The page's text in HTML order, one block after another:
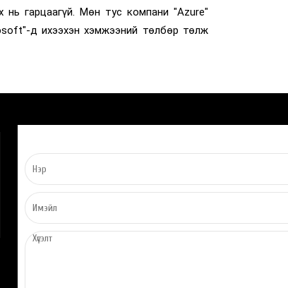
нь гарцаагүй. Мөн тус компани "Azure"
д ихээхэн хэмжээний төлбөр төлж